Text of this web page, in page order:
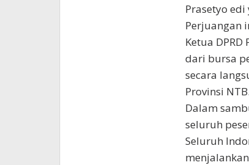
Prasetyo
Perjuangan
Ketua
dari bursa
secara
Provinsi NTB.
Dalam
seluruh
Seluruh